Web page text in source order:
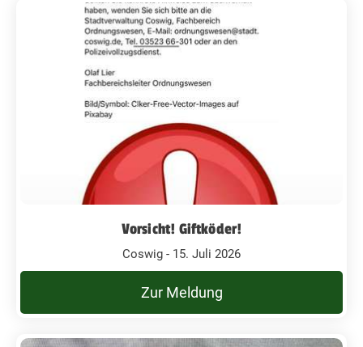
Vorsicht! Giftköder!
Coswig - 15. Juli 2026
Zur Meldung